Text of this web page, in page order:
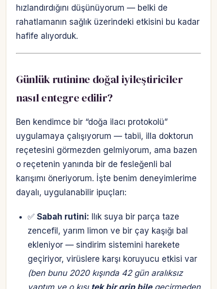
hızlandırdığını düşünüyorum — belki de
rahatlamanın sağlık üzerindeki etkisini bu kadar
hafife alıyorduk.
Günlük rutinine doğal iyileştiriciler
nasıl entegre edilir?
Ben kendimce bir “doğa ilacı protokolü”
uygulamaya çalışıyorum — tabii, illa doktorun
reçetesini görmezden gelmiyorum, ama bazen
o reçetenin yanında bir de fesleğenli bal
karışımı öneriyorum. İşte benim deneyimlerime
dayalı, uygulanabilir ipuçları:
✅ Sabah rutini: Ilık suya bir parça taze
zencefil, yarım limon ve bir çay kaşığı bal
ekleniyor — sindirim sistemini harekete
geçiriyor, virüslere karşı koruyucu etkisi var
(ben bunu 2020 kışında 42 gün aralıksız
yaptım ve o kışı tek bir grip bilegeçirmeden